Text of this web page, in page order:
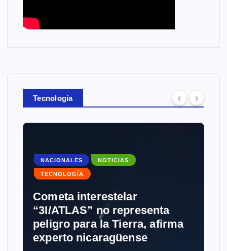
Tecnología
NACIONALES NOTICIAS
TECNOLOGÍA
Cometa interestelar
“3I/ATLAS” no representa
peligro para la Tierra, afirma
experto nicaragüense